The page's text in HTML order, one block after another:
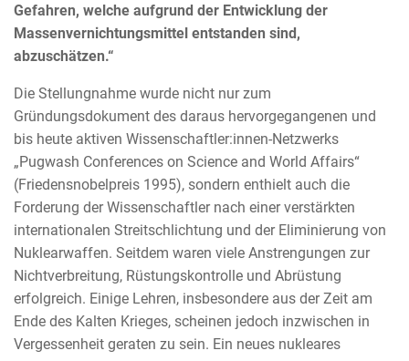
Gefahren, welche aufgrund der Entwicklung der
Massenvernichtungsmittel entstanden sind,
abzuschätzen.“
Die Stellungnahme wurde nicht nur zum
Gründungsdokument des daraus hervorgegangenen und
bis heute aktiven Wissenschaftler:innen-Netzwerks
„Pugwash Conferences on Science and World Affairs“
(Friedensnobelpreis 1995), sondern enthielt auch die
Forderung der Wissenschaftler nach einer verstärkten
internationalen Streitschlichtung und der Eliminierung von
Nuklearwaffen. Seitdem waren viele Anstrengungen zur
Nichtverbreitung, Rüstungskontrolle und Abrüstung
erfolgreich. Einige Lehren, insbesondere aus der Zeit am
Ende des Kalten Krieges, scheinen jedoch inzwischen in
Vergessenheit geraten zu sein. Ein neues nukleares